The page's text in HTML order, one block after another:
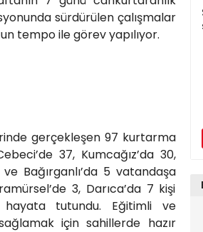
sürdürülen çalışmalar
tempo ile görev yapılıyor.
gerçekleşen 97 kurtarma
37, Kumcağız’da 30,
Bağırganlı’da 5 vatandaşa
3, Darıca’da 7 kişi
hayata tutundu. Eğitimli ve
için sahillerde hazır